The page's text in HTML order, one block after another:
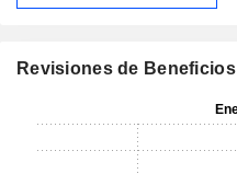
Revisiones de Beneficios